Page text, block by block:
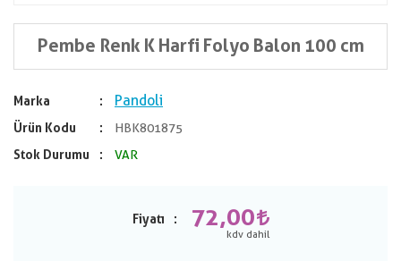
Pembe Renk K Harfi Folyo Balon 100 cm
Marka Pandoli
Ürün Kodu
HBK801875
Stok Durumu
VAR
Fiyatı 72,00